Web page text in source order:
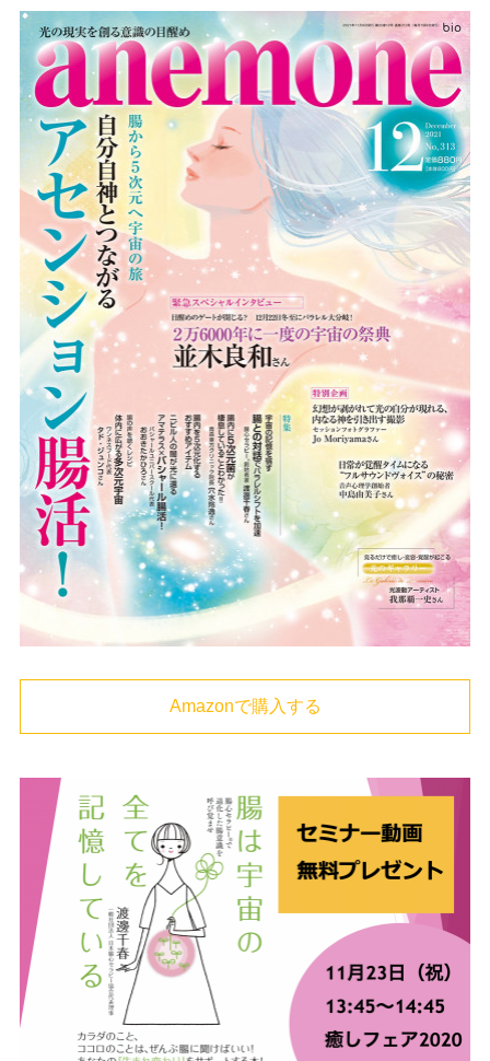
Amazonで購入する